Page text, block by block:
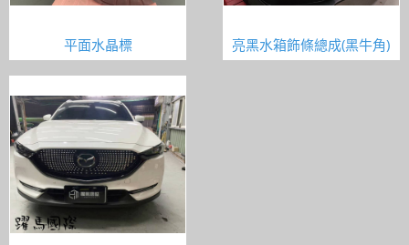
平面水晶標 亮黑水箱飾條總成(黑牛角)